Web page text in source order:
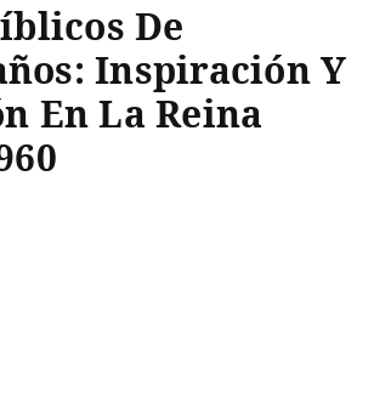
De
Inspiración Y
En La Reina